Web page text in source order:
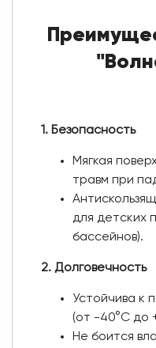
1. Безопасность
Мягкая
травм при
для детских
бассейнов).
2. Долговечность
Устойчива к
(от -40°C до
Не боится